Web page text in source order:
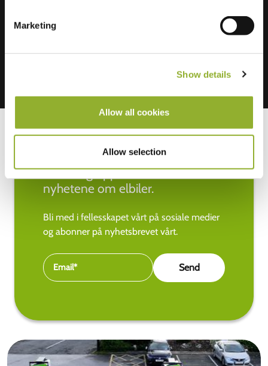
Marketing
Show details
Allow all cookies
Allow selection
Hold deg oppdatert med de siste
nyhetene om elbiler.
Bli med i fellesskapet vårt på sosiale medier
og abonner på nyhetsbrevet vårt.